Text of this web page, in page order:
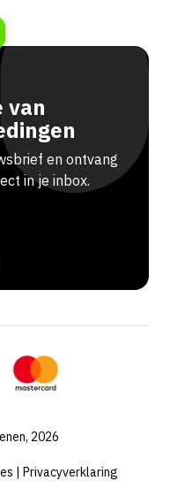
van
en ontvang
in je inbox.
2026
| Privacyverklaring